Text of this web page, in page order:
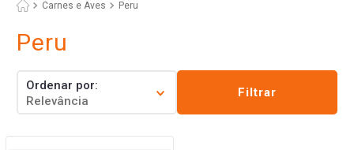
Carnes e Aves Peru
Peru
Ordenar por
Relevância
Filtrar